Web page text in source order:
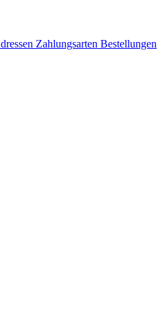
Zahlungsarten Bestellungen